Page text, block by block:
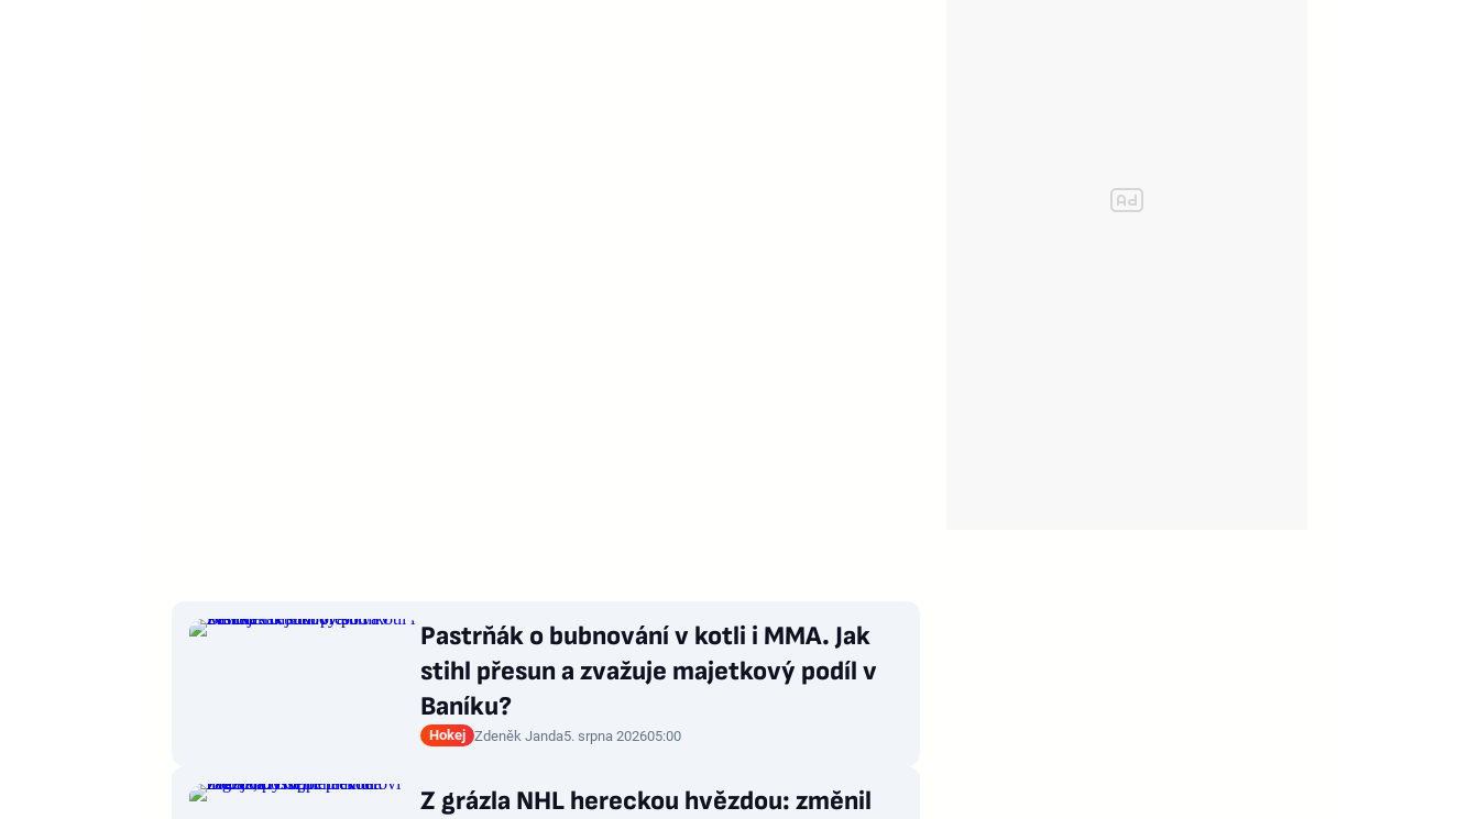
Pastrňák o bubnování v kotli i MMA. Jak
stihl přesun a zvažuje majetkový podíl v
Baníku?
Hokej Zdeněk Janda5. srpna 202605:00
Z grázla NHL hereckou hvězdou: změnil